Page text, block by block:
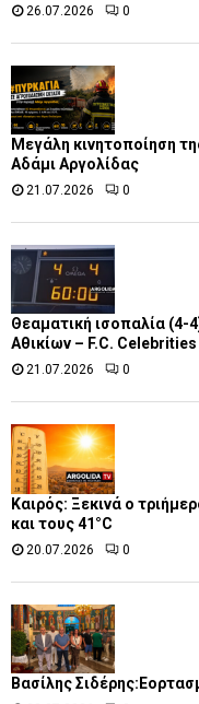
26.07.2026 0
Μεγάλη κινητοποίηση
Αδάμι Αργολίδας
21.07.2026 0
Θεαματική ισοπαλία (4-
Αθικίων – F.C.
21.07.2026 0
Καιρός: Ξεκινά ο
και τους 41°C
20.07.2026 0
Βασίλης